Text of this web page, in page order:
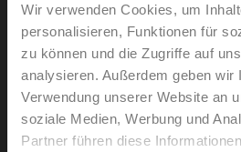
Wir verwenden Cookies, um
personalisieren, Funktionen für
zu können und die Zugriffe auf
analysieren. Außerdem geben wir
Verwendung unserer Website an
soziale Medien, Werbung und
Partner führen diese
NM24P
Drehantrieb (RobustLine), 10
3-Punkt, 150 s, IP66/67
Listenpreis: € 465,00